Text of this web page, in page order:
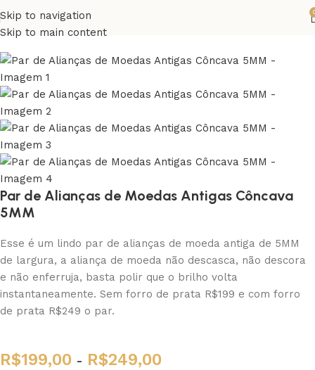
Skip to navigation
Skip to main content
Par de Alianças de Moedas Antigas Côncava
5MM
Esse é um lindo par de alianças de moeda antiga de 5MM
de largura, a aliança de moeda não descasca, não descora
e não enferruja, basta polir que o brilho volta
instantaneamente. Sem forro de prata R$199 e com forro
de prata R$249 o par.
R$199,00 - R$249,00